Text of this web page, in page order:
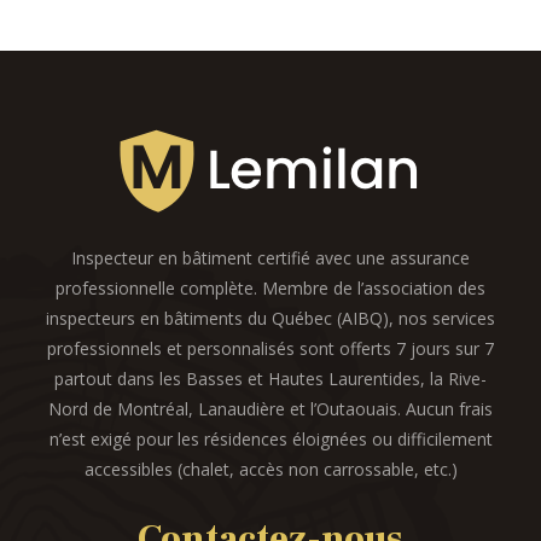
Inspecteur en bâtiment certifié avec une assurance
professionnelle complète. Membre de l’association des
inspecteurs en bâtiments du Québec (AIBQ), nos services
professionnels et personnalisés sont offerts 7 jours sur 7
partout dans les Basses et Hautes Laurentides, la Rive-
Nord de Montréal, Lanaudière et l’Outaouais. Aucun frais
n’est exigé pour les résidences éloignées ou difficilement
accessibles (chalet, accès non carrossable, etc.)